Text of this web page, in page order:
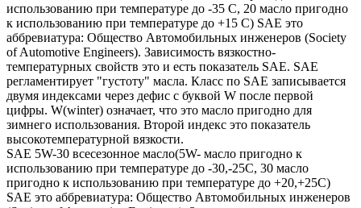
использованию при температуре до -35 С, 20 масло пригодно
к использованию при температуре до +15 С) SAE это
аббревиатура: Общество Автомобильных инженеров (Society
of Automotive Engineers). Зависимость вязкостно-
температурных свойств это и есть показатель SAE. SAE
регламентирует "густоту" масла. Класс по SAE записывается
двумя индексами через дефис с буквой W после первой
цифры. W(winter) означает, что это масло пригодно для
зимнего использования. Второй индекс это показатель
высокотемпературной вязкости.
SAE 5W-30 всесезонное масло(5W- масло пригодно к
использованию при температуре до -30,-25С, 30 масло
пригодно к использованию при температуре до +20,+25С)
SAE это аббревиатура: Общество Автомобильных инженеров